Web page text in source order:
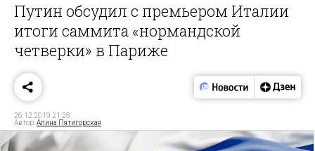
Путин обсудил с премьером Италии
итоги саммита «нормандской
четверки» в Париже
26.12.2019 21:28
Автор:Алина Пятигорская